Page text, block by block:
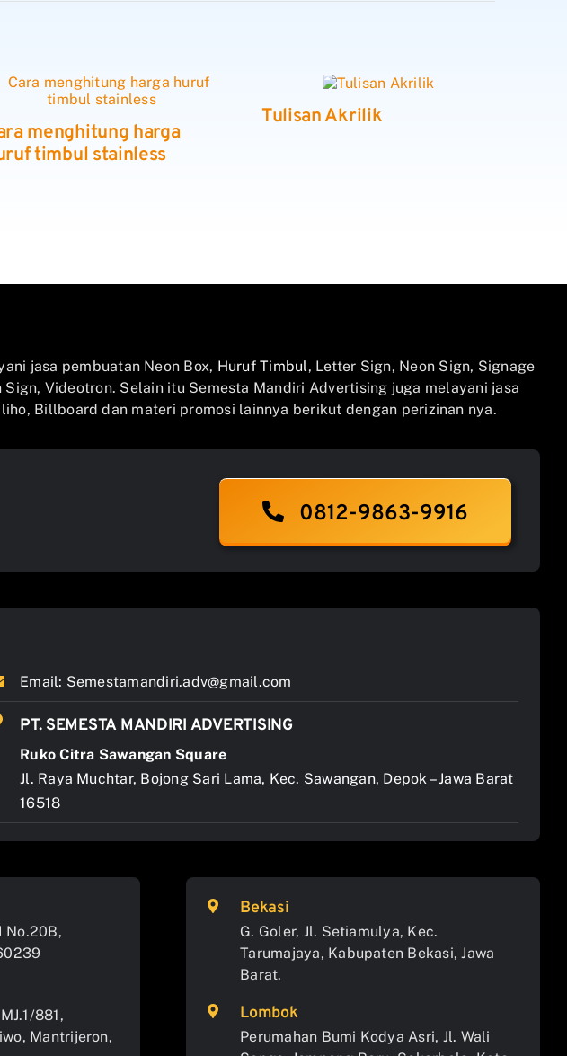
menghitung harga
timbul stainless
Tulisan Akrilik
jasa pembuatan Neon Box, Huruf Timbul , Letter Sign, Neon Sign, Signage
Videotron. Selain itu Semesta Mandiri Advertising juga melayani jasa
Billboard dan materi promosi lainnya berikut dengan perizinan nya.
0812-9863-9916
Email: Semestamandiri.adv@gmail.com
PT. SEMESTA MANDIRI ADVERTISING
Ruko Citra Sawangan Square
Jl. Raya Muchtar, Bojong Sari Lama, Kec. Sawangan, Depok – Jawa Barat
16518
No.20B,
881,
Mantrijeron,
Bekasi
G. Goler, Jl. Setiamulya, Kec.
Tarumajaya, Kabupaten Bekasi, Jawa
Barat.
Lombok
Perumahan Bumi Kodya Asri, Jl. Wali